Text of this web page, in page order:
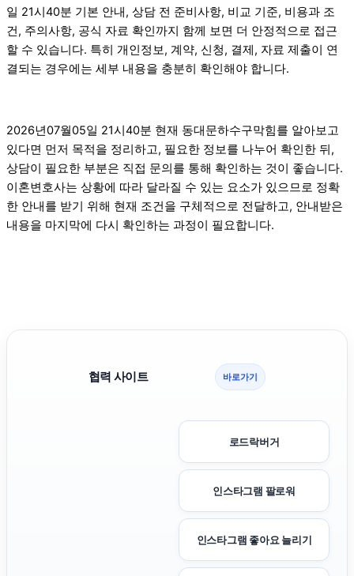
일 21시40분 기본 안내, 상담 전 준비사항, 비교 기준, 비용과 조
건, 주의사항, 공식 자료 확인까지 함께 보면 더 안정적으로 접근
할 수 있습니다. 특히 개인정보, 계약, 신청, 결제, 자료 제출이 연
결되는 경우에는 세부 내용을 충분히 확인해야 합니다.
2026년07월05일 21시40분 현재 동대문하수구막힘를 알아보고
있다면 먼저 목적을 정리하고, 필요한 정보를 나누어 확인한 뒤,
상담이 필요한 부분은 직접 문의를 통해 확인하는 것이 좋습니다.
이혼변호사는 상황에 따라 달라질 수 있는 요소가 있으므로 정확
한 안내를 받기 위해 현재 조건을 구체적으로 전달하고, 안내받은
내용을 마지막에 다시 확인하는 과정이 필요합니다.
협력 사이트 바로가기
로드락버거
인스타그램 팔로워
인스타그램 좋아요 늘리기